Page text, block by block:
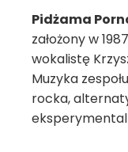
Pidżama
założony w
wokalistę
Muzyka
rocka,